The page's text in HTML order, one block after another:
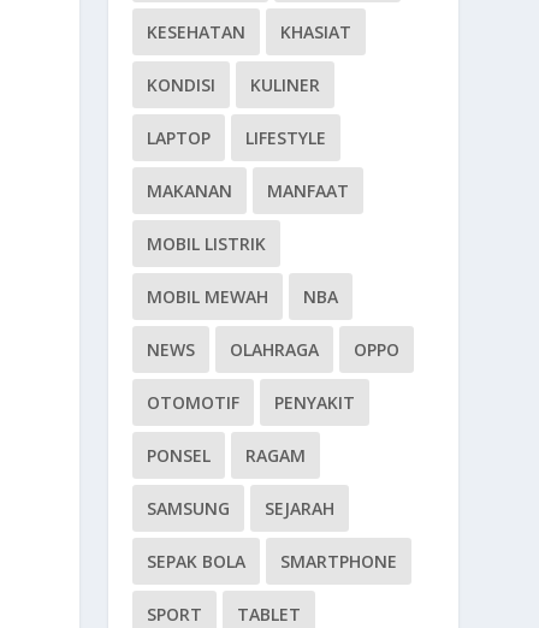
KESEHATAN KHASIAT
KONDISI KULINER
LAPTOP LIFESTYLE
MAKANAN MANFAAT
MOBIL LISTRIK
MOBIL MEWAH NBA
NEWS OLAHRAGA OPPO
OTOMOTIF PENYAKIT
PONSEL RAGAM
SAMSUNG SEJARAH
SEPAK BOLA SMARTPHONE
SPORT TABLET